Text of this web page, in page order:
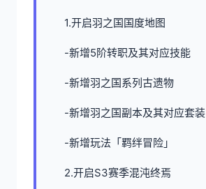
1.开启羽之国国度地图
-新增5阶转职及其对应技能
-新增羽之国系列古遗物
-新增羽之国副本及其对应套装
-新增玩法「羁绊冒险」
2.开启S3赛季混沌终焉